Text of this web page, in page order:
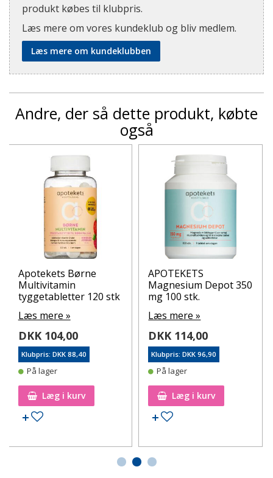
produkt købes til klubpris.
Læs mere om vores kundeklub og bliv medlem.
Læs mere om kundeklubben
Andre, der så dette produkt, købte
også
Apotekets Børne
Multivitamin
tyggetabletter 120 stk
Læs mere »
DKK 104,00
Klubpris: DKK 88,40
På lager
Læg i kurv
Tilføj til ønskeseddel
APOTEKETS
Magnesium Depot 350
mg 100 stk.
Læs mere »
DKK 114,00
Klubpris: DKK 96,90
På lager
Læg i kurv
Tilføj til ønskeseddel